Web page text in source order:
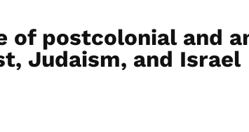
of postcolonial and
Judaism, and Israel